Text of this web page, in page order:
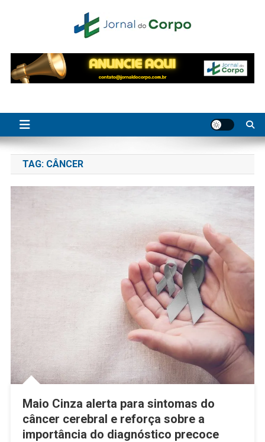
Jornal do Corpo
TAG: CÂNCER
Maio Cinza alerta para sintomas do
câncer cerebral e reforça sobre a
importância do diagnóstico precoce